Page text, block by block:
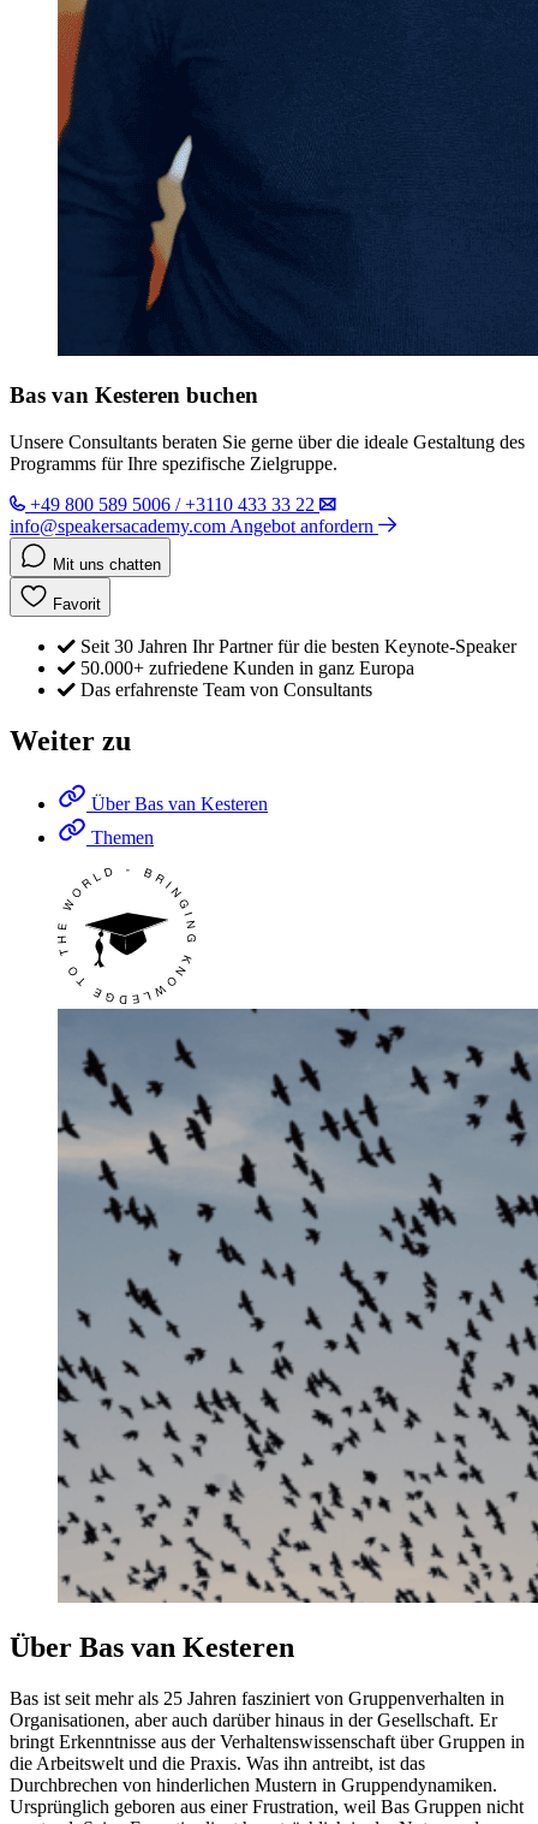
Bas van Kesteren buchen
Unsere Consultants beraten Sie gerne über die ideale Gestaltung des
Programms für Ihre spezifische Zielgruppe.
+49 800 589 5006 / +3110 433 33 22
info@speakersacademy.com Angebot anfordern
Mit uns chatten
Favorit
Seit 30 Jahren Ihr Partner für die besten Keynote-Speaker
50.000+ zufriedene Kunden in ganz Europa
Das erfahrenste Team von Consultants
Weiter zu
Über Bas van Kesteren
Themen
Über Bas van Kesteren
Bas ist seit mehr als 25 Jahren fasziniert von Gruppenverhalten in
Organisationen, aber auch darüber hinaus in der Gesellschaft. Er
bringt Erkenntnisse aus der Verhaltenswissenschaft über Gruppen in
die Arbeitswelt und die Praxis. Was ihn antreibt, ist das
Durchbrechen von hinderlichen Mustern in Gruppendynamiken.
Ursprünglich geboren aus einer Frustration, weil Bas Gruppen nicht